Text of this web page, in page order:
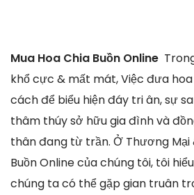
Mua Hoa Chia Buồn Online
khổ cực & mất mát, Việc đưa
cách để biểu hiện đáy tri ân, sự
thâm thúy sở hữu gia đình và
thân đang từ trần. Ở Thương Mại
Buồn Online của chúng tôi, tôi
chúng ta có thể gặp gian truân